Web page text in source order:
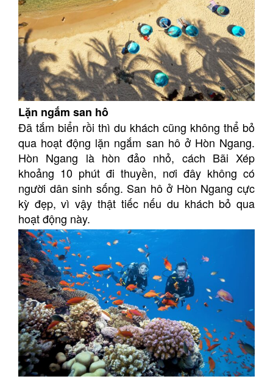
Lặn ngắm san hô
Đã tắm biển rồi thì du khách cũng không thể bỏ
qua hoạt động lặn ngắm san hô ở Hòn Ngang.
Hòn Ngang là hòn đảo nhỏ, cách Bãi Xép
khoảng 10 phút đi thuyền, nơi đây không có
người dân sinh sống. San hô ở Hòn Ngang cực
kỳ đẹp, vì vậy thật tiếc nếu du khách bỏ qua
hoạt động này.